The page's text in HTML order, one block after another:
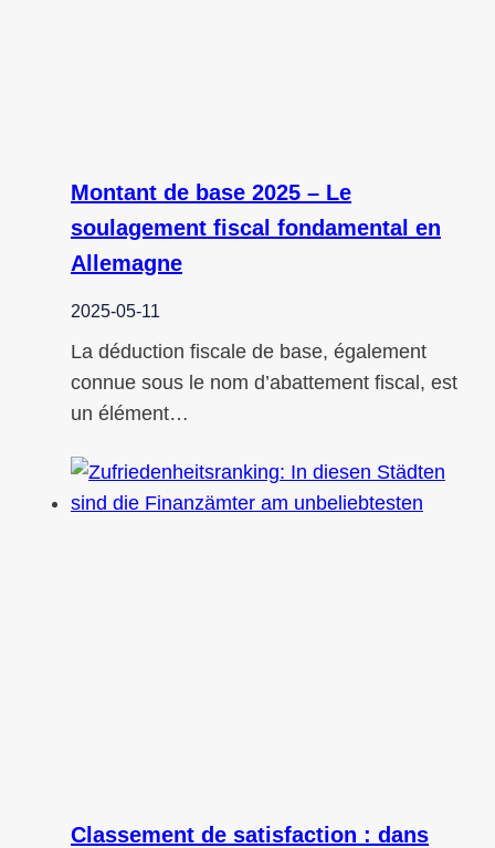
Montant de base 2025 – Le
soulagement fiscal fondamental en
Allemagne
2025-05-11
La déduction fiscale de base, également
connue sous le nom d’abattement fiscal, est
un élément…
Classement de satisfaction : dans